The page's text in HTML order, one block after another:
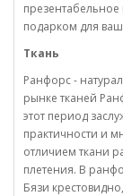
подарком для
Ткань
Ранфорс -
рынке тканей
этот период
практичности и
отличием ткани
плетения. В
Бязи